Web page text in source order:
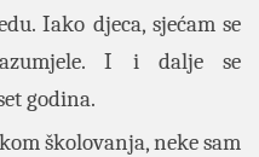
Iako djeca, sjećam se
I i dalje se
godina.
školovanja, neke sam